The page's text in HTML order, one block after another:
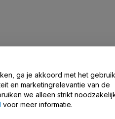
Contact Met Ons Op
ga je akkoord met het gebruik
en marketingrelevantie van de
we alleen strikt
voor meer informatie.